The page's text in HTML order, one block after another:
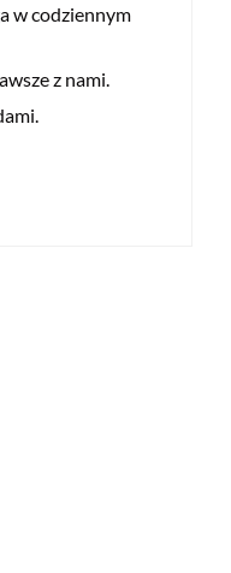
w codziennym
z nami.